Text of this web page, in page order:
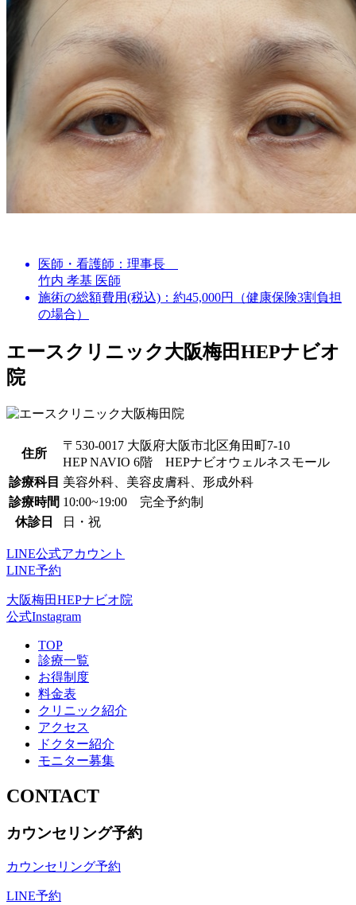
医師・看護師： 理事長
竹内 孝基 医師
施術の総額費用(税込)： 約45,000円（健康保険3割負担
の場合）
エースクリニック大阪梅田HEPナビオ
院
住所
〒530-0017 大阪府大阪市北区角田町7-10
HEP NAVIO 6階 HEPナビオウェルネスモール
診療科目 美容外科、美容皮膚科、形成外科
診療時間 10:00~19:00 完全予約制
休診日
日・祝
LINE公式アカウント
LINE予約
大阪梅田HEPナビオ院
公式Instagram
TOP
診療一覧
お得制度
料金表
クリニック紹介
アクセス
ドクター紹介
モニター募集
CONTACT
カウンセリング予約
カウンセリング予約
LINE予約